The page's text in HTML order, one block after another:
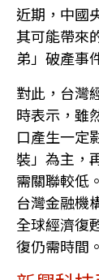
近期，中國
其可能帶來
弟」破產事
對此，台灣
時表示，雖
口產生一定
裝」為主，
需關聯較低
台灣金融機
全球經濟復
復仍需時間。